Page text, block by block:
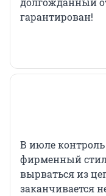
гарантирован!
В июле
фирменный
вырваться из
заканчивается